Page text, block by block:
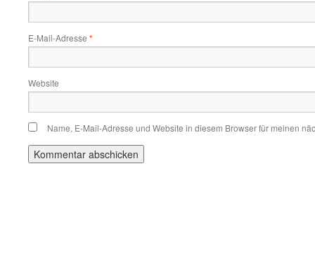
E-Mail-Adresse *
Website
Name, E-Mail-Adresse und Website in diesem Browser für meinen